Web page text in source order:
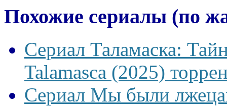
Похожие сериалы (по
Сериал Таламаска:
Talamasca (2025)
Сериал Мы были